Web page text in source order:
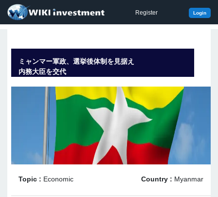
Register Login
ミャンマー軍政、選挙後体制を見据え
内務大臣を交代
Topic : Economic Country : Myanmar